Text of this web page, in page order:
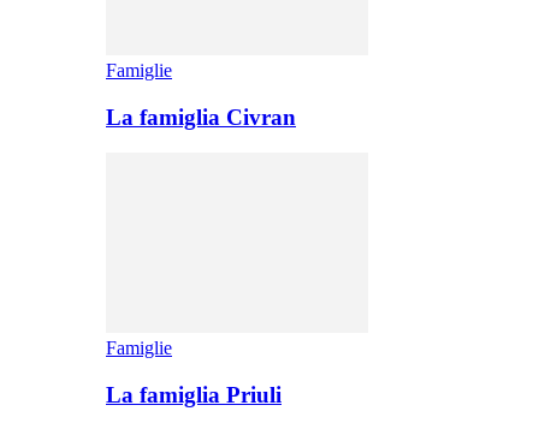
Famiglie
La famiglia Civran
Famiglie
La famiglia Priuli